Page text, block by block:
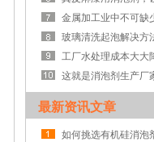
玻璃清洗起泡解决方
这就是消泡剂生产厂
最新资讯文章
如何挑选有机硅消泡